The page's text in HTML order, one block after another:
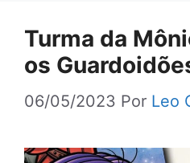
Turma da
os
06/05/2023 Por Leo